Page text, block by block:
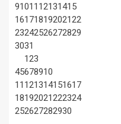
91011 12131415
16171819202122
23242526272829
3031
123
45678910
11 121314151617
18192021222324
252627282930